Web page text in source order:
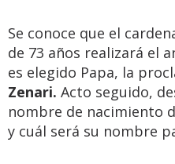
Se conoce que el
de 73 años realizará el
es elegido Papa, la
Zenari. Acto seguido,
nombre de nacimiento
y cuál será su nombre